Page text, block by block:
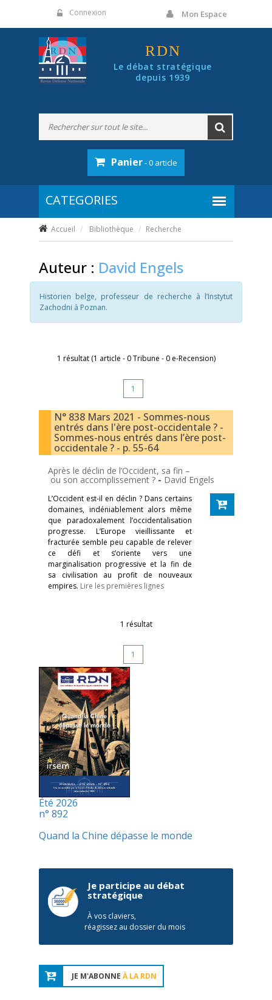
Connexion Mon Espace
RDN
Le débat stratégique
depuis 1939
Panier- 0 article
Accueil Bibliothèque Recherche
Auteur : David Engels
Historien belge, professeur de recherche à l’Instytut
Zachodni à Poznan.
1 résultat (1 article - 0 Tribune - 0 e-Recension)
1
N° 838 Mars 2021 - Sommes-nous
entrés dans l'ère post-occidentale ? -
Sommes-nous entrés dans l’ère post-
occidentale ? - p. 55-64
Après le déclin de l’Occident, sa fin –
ou son accomplissement ? - David Engels
L’Occident est-il en déclin ? Dans certains
domaines, indéniablement alors même
que paradoxalement l’occidentalisation
progresse. L’Europe vieillissante et
fracturée semble peu capable de relever
ce défi et s’oriente vers une
marginalisation progressive et la fin de
sa civilisation au profit de nouveaux
empires. Lire les premières lignes
1 résultat
1
Été 2026
n° 892
Quand la Chine dépasse le monde
Je participe au débat
stratégique
À vos claviers,
réagissez au dossier du mois
JE M'ABONNE À LA RDN